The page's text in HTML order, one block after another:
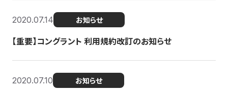
2020.07.14 お知らせ
【重要】コングラント 利用規約改訂のお知らせ
2020.07.10 お知らせ